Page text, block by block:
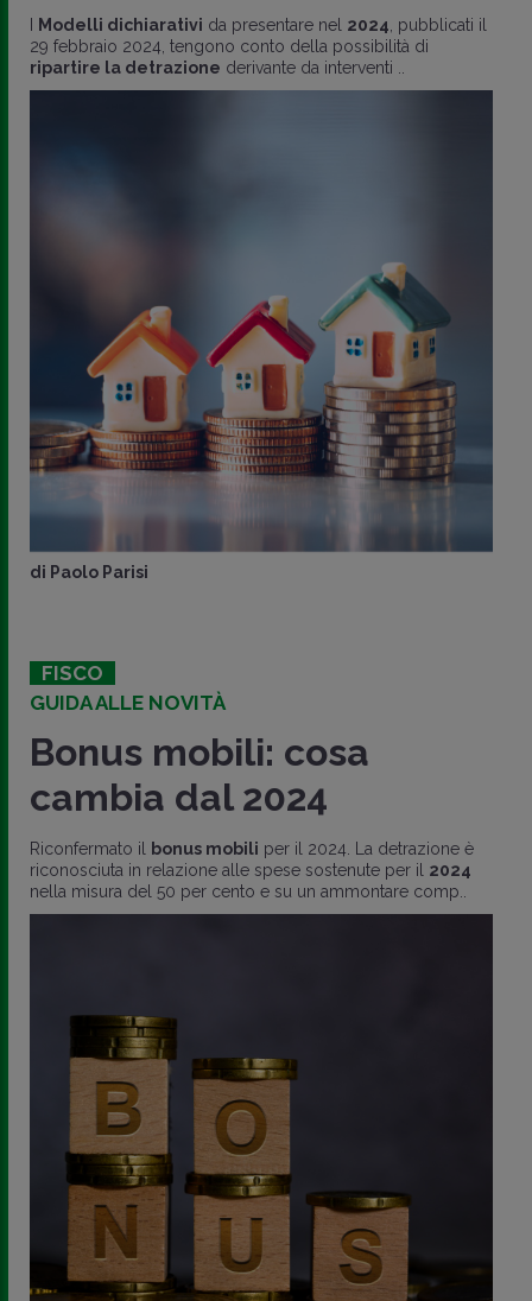
I Modelli dichiarativi da presentare nel 2024 , pubblicati il
29 febbraio 2024, tengono conto della possibilità di
ripartire la detrazione derivante da interventi ..
di Paolo Parisi
FISCO
GUIDA ALLE NOVITÀ
Bonus mobili: cosa
cambia dal 2024
Riconfermato il bonus mobili per il 2024. La detrazione è
riconosciuta in relazione alle spese sostenute per il 2024
nella misura del 50 per cento e su un ammontare comp..